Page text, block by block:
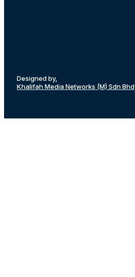
Designed by,
Khalifah Media Networks (M) Sdn Bhd